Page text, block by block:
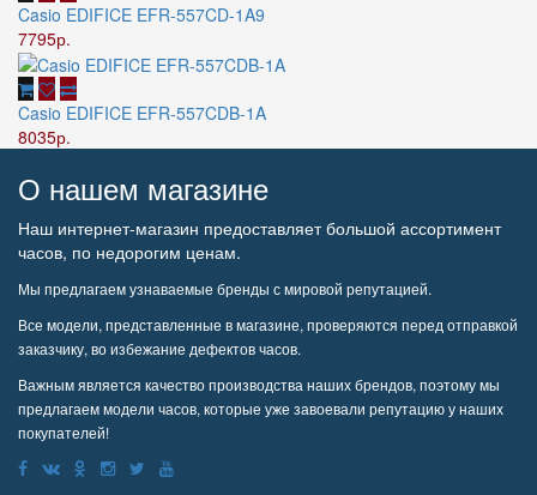
Casio EDIFICE EFR-557CD-1A9
7795р.
Casio EDIFICE EFR-557CDB-1A
8035р.
О нашем магазине
Наш интернет-магазин предоставляет большой ассортимент
часов, по недорогим ценам.
Мы предлагаем узнаваемые бренды с мировой репутацией.
Все модели, представленные в магазине, проверяются перед отправкой
заказчику, во избежание дефектов часов.
Важным является качество производства наших брендов, поэтому мы
предлагаем модели часов, которые уже завоевали репутацию у наших
покупателей!